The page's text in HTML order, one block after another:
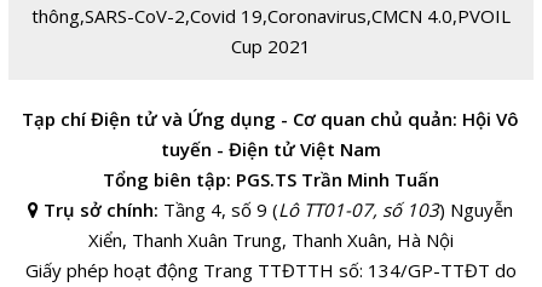
thông,SARS-CoV-2,Covid 19,Coronavirus,CMCN 4.0,PVOIL
Cup 2021
Tạp chí Điện tử và Ứng dụng - Cơ quan chủ quản: Hội Vô
tuyến - Điện tử Việt Nam
Tổng biên tập: PGS.TS Trần Minh Tuấn
Trụ sở chính: Tầng 4, số 9 (Lô TT01-07, số 103) Nguyễn
Xiển, Thanh Xuân Trung, Thanh Xuân, Hà Nội
Giấy phép hoạt động Trang TTĐTTH số: 134/GP-TTĐT do